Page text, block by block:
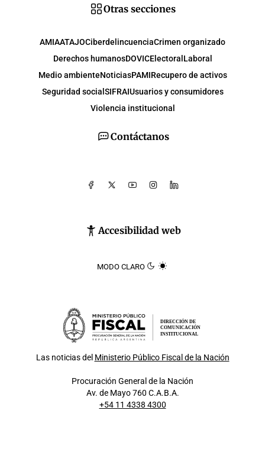
Contáctanos
Accesibilidad web
MODO CLARO
Otras secciones
AMIAATAJOCiberdelincuenciaCrimen organizado
Derechos humanosDOVICElectoral Laboral
Medio ambienteNoticiasPAMIRecupero de activos
Seguridad social SIFRAIUsuarios y consumidores
Violencia institucional
DIRECCIÓN DE
COMUNICACIÓN
INSTITUCIONAL
Las noticias del Ministerio Público Fiscal de la Nación
Procuración General de la Nación
Av. de Mayo 760 C.A.B.A.
+54 11 4338 4300